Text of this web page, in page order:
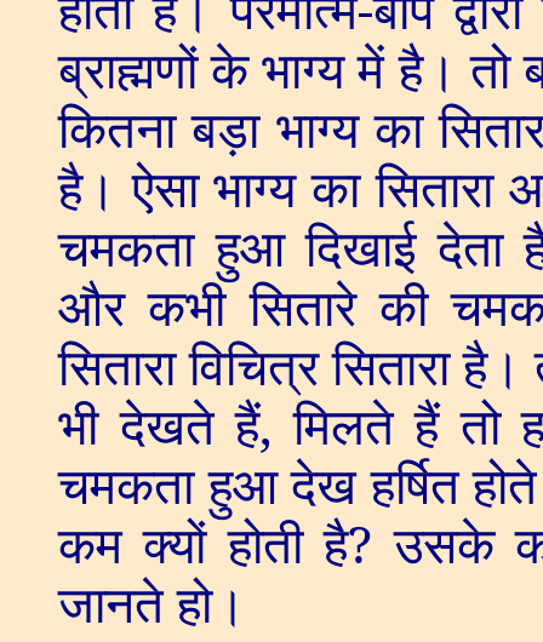
ब्राह्मणों के भाग्य में है। तो
कितना बड़ा भाग्य का
है। ऐसा भाग्य का
चमकता हुआ दिखाई देता
और कभी सितारे की
सितारा विचित्र सितारा
भी देखते हैं,मिलते हैं तो
चमकता हुआ देख हर्षित
कम क्यों होती है?उसके
जानते हो।